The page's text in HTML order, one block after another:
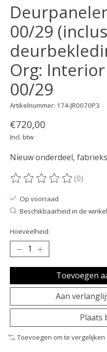
00/29
Org:
00/29
Artikelnummer: 174-JR0070P3
€720,00
Incl. btw
Nieuw onderdeel,
De beoordeling van dit
(0)
Op voorraad
Beschikbaarheid in de
Hoeveelheid:
Toevoegen
Aan
Plaats
Toevoegen om te vergelijken